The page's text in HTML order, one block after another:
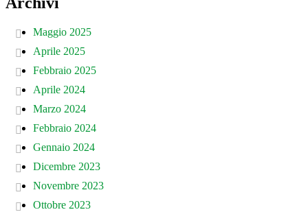
Maggio 2025
Aprile 2025
Febbraio 2025
Aprile 2024
Marzo 2024
Febbraio 2024
Gennaio 2024
Dicembre 2023
Novembre 2023
Ottobre 2023